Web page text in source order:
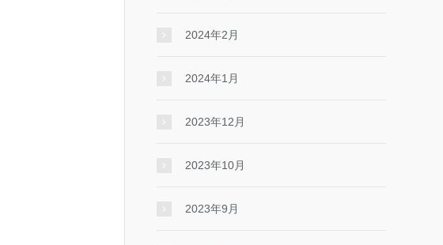
2024年2月
2024年1月
2023年12月
2023年10月
2023年9月